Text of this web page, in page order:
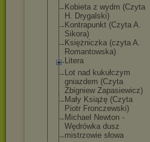
Kobieta z wydm (Czyta
H. Drygalski)
Kontrapunkt (Czyta A.
Sikora)
Księżniczka (czyta A.
Romantowska)
Litera
Lot nad kukułczym
gniazdem (Czyta
Zbigniew Zapasiewicz)
Mały Książę (Czyta
Piotr Fronczewski)
Michael Newton -
Wędrówka dusz
mistrzowie słowa